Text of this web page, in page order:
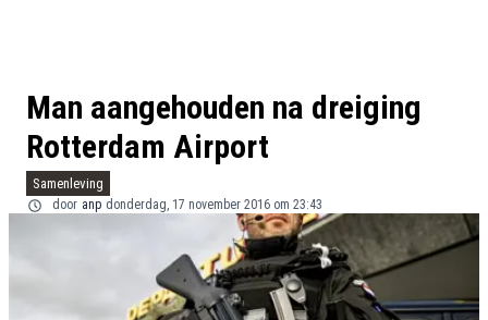
Man aangehouden na dreiging
Rotterdam Airport
Samenleving
door anp donderdag, 17 november 2016 om 23:43